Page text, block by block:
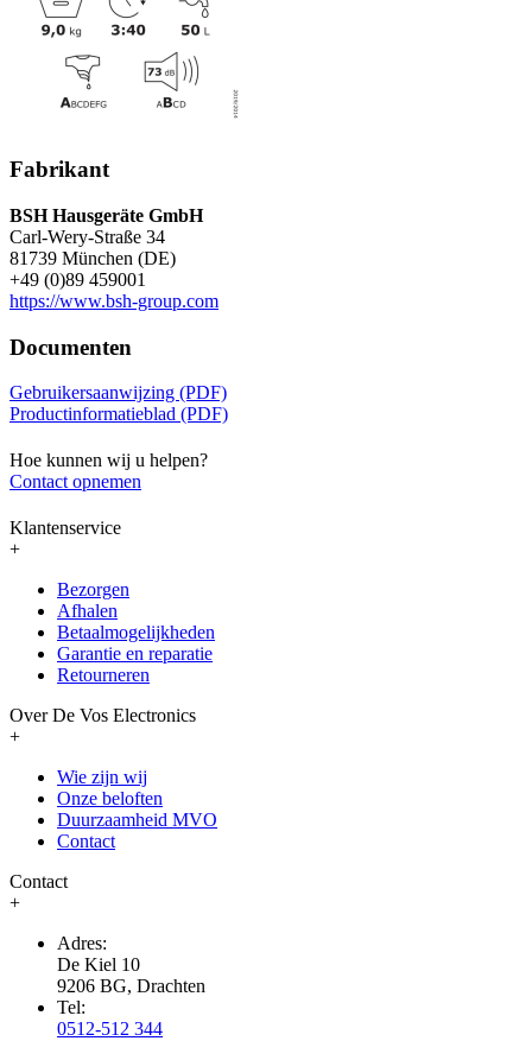
Fabrikant
BSH Hausgeräte GmbH
Carl-Wery-Straße 34
81739 München (DE)
+49 (0)89 459001
https://www.bsh-group.com
Documenten
Gebruikersaanwijzing (PDF)
Productinformatieblad (PDF)
Hoe kunnen wij u helpen?
Contact opnemen
Klantenservice
+
Bezorgen
Afhalen
Betaalmogelijkheden
Garantie en reparatie
Retourneren
Over De Vos Electronics
+
Wie zijn wij
Onze beloften
Duurzaamheid MVO
Contact
Contact
+
Adres:
De Kiel 10
9206 BG, Drachten
Tel:
0512-512 344